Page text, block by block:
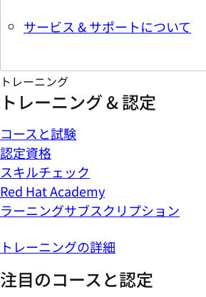
サービス & サポートについて
トレーニング
トレーニング & 認定
コースと試験
認定資格
スキルチェック
Red Hat Academy
ラーニングサブスクリプション
トレーニングの詳細
注目のコースと認定